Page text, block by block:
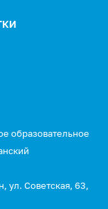
образовательное
ул. Советская, 63,